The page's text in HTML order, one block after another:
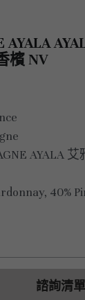
wine
red wine
日常選酒
red wine
精選紅酒
精選白酒
｜收藏級珍藏
wine
｜收藏級珍藏
sparkling
red wine
收藏級珍藏
日常選酒
收藏級珍藏
red wine
｜收藏級珍藏
｜進階選酒
收藏級選酒
多列級酒｜常規
AYALA
檳 NV
AYALA
40%
諮詢清單
級珍藏
選酒
選酒
級珍藏
酒